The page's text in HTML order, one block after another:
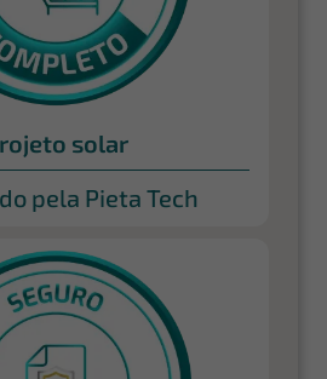
solar
pela Pieta Tech